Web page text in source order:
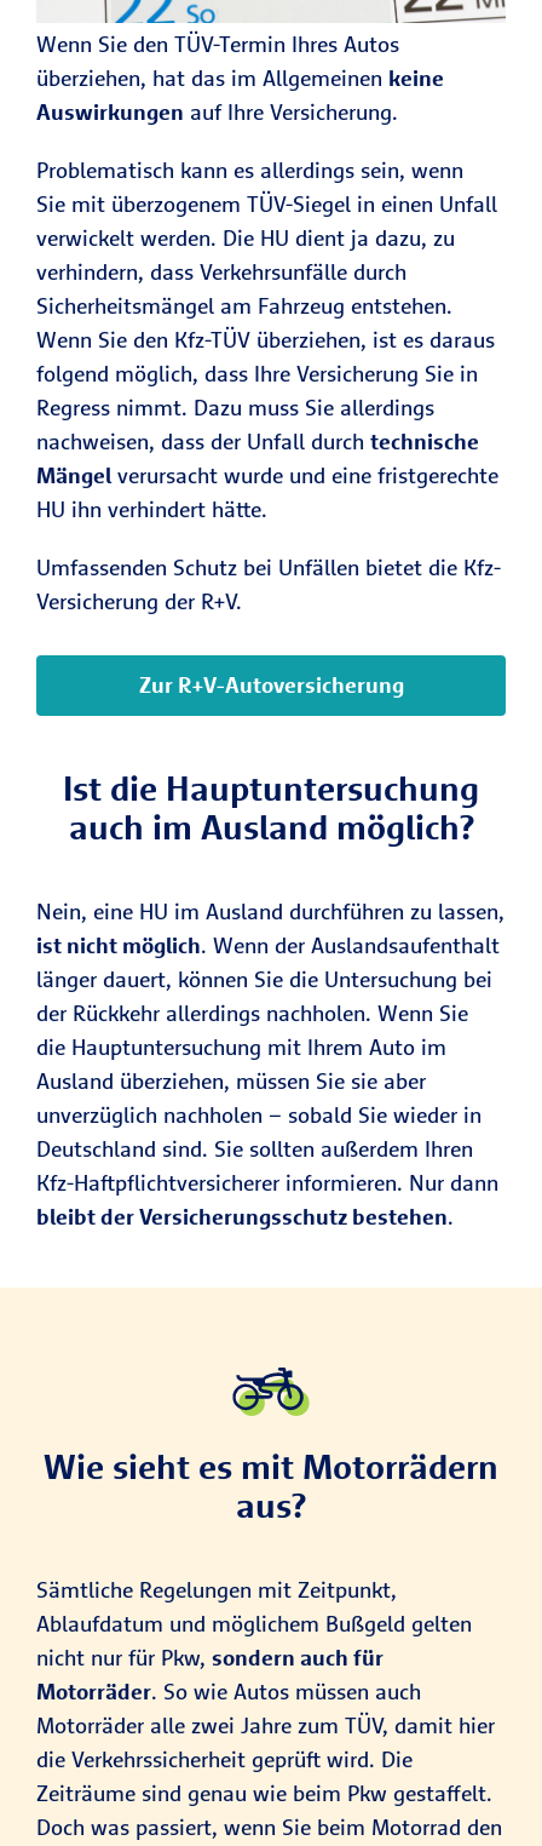
Wenn Sie den TÜV-Termin Ihres Autos
überziehen, hat das im Allgemeinen keine
Auswirkungen auf Ihre Versicherung.
Problematisch kann es allerdings sein, wenn
Sie mit überzogenem TÜV-Siegel in einen Unfall
verwickelt werden. Die HU dient ja dazu, zu
verhindern, dass Verkehrsunfälle durch
Sicherheitsmängel am Fahrzeug entstehen.
Wenn Sie den Kfz-TÜV überziehen, ist es daraus
folgend möglich, dass Ihre Versicherung Sie in
Regress nimmt. Dazu muss Sie allerdings
nachweisen, dass der Unfall durch technische
Mängelverursacht wurde und eine fristgerechte
HU ihn verhindert hätte.
Umfassenden Schutz bei Unfällen bietet die Kfz-
Versicherung der R+V.
Zur R+V-Autoversicherung
Ist die Hauptuntersuchung
auch im Ausland möglich?
Nein, eine HU im Ausland durchführen zu lassen,
ist nicht möglich. Wenn der Auslandsaufenthalt
länger dauert, können Sie die Untersuchung bei
der Rückkehr allerdings nachholen. Wenn Sie
die Hauptuntersuchung mit Ihrem Auto im
Ausland überziehen, müssen Sie sie aber
unverzüglich nachholen – sobald Sie wieder in
Deutschland sind. Sie sollten außerdem Ihren
Kfz-Haftpflichtversicherer informieren. Nur dann
bleibt der Versicherungsschutz bestehen.
Wie sieht es mit Motorrädern
aus?
Sämtliche Regelungen mit Zeitpunkt,
Ablaufdatum und möglichem Bußgeld gelten
nicht nur für Pkw, sondern auch für
Motorräder. So wie Autos müssen auch
Motorräder alle zwei Jahre zum TÜV, damit hier
die Verkehrssicherheit geprüft wird. Die
Zeiträume sind genau wie beim Pkw gestaffelt.
Doch was passiert, wenn Sie beim Motorrad den